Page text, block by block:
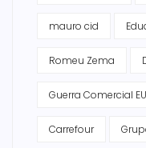
mauro cid
Romeu Zema
Guerra Comercial
Carrefour